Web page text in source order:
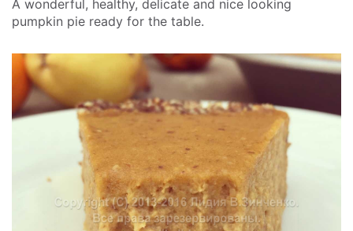
A wonderful, healthy, delicate and nice looking
pumpkin pie ready for the table.